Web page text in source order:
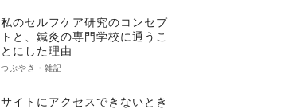
私のセルフケア研究のコンセプ
トと、鍼灸の専門学校に通うこ
とにした理由
つぶやき・雑記
サイトにアクセスできないとき